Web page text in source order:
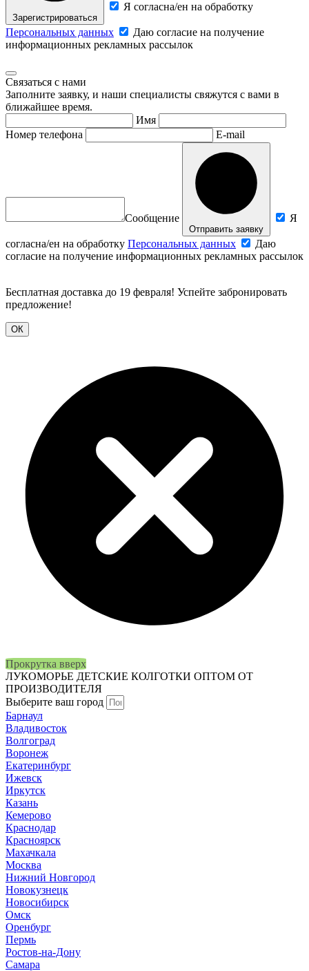
Зарегистрироваться
Я согласна/ен на обработку
Персональных данных
Даю согласие на получение
информационных рекламных рассылок
Связаться с нами
Заполните заявку, и наши специалисты свяжутся с вами в
ближайшее время.
Имя
Номер телефона
E-mail
Сообщение
Отправить заявку
Я
согласна/ен на обработку Персональных данных
Даю
согласие на получение информационных рекламных рассылок
Бесплатная доставка до 19 февраля! Успейте забронировать
предложение!
ОК
Прокрутка вверх
ЛУКОМОРЬЕ ДЕТСКИЕ КОЛГОТКИ ОПТОМ ОТ
ПРОИЗВОДИТЕЛЯ
Выберите ваш город
Барнаул
Владивосток
Волгоград
Воронеж
Екатеринбург
Ижевск
Иркутск
Казань
Кемерово
Краснодар
Красноярск
Махачкала
Москва
Нижний Новгород
Новокузнецк
Новосибирск
Омск
Оренбург
Пермь
Ростов-на-Дону
Самара